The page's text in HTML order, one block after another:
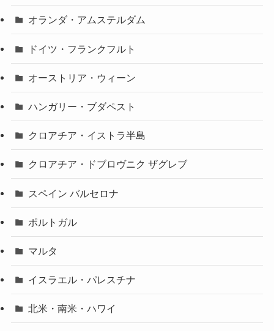
オランダ・アムステルダム
ドイツ・フランクフルト
オーストリア・ウィーン
ハンガリー・ブダペスト
クロアチア・イストラ半島
クロアチア・ドブロヴニク ザグレブ
スペイン バルセロナ
ポルトガル
マルタ
イスラエル・パレスチナ
北米・南米・ハワイ